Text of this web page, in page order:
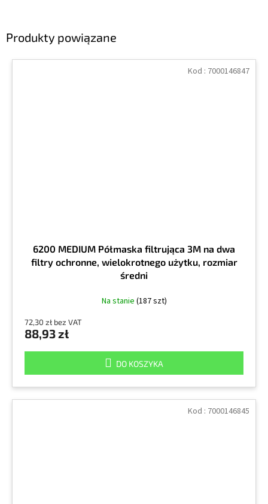
Produkty powiązane
6200 MEDIUM Półmaska filtrująca 3M na dwa
filtry ochronne, wielokrotnego użytku, rozmiar
średni
Na stanie (187 szt)
72,30 zł bez VAT
88,93 zł
DO KOSZYKA
Kod : 7000146847
Kod : 7000146845